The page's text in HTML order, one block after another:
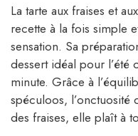
La tarte aux fraises et
recette à la fois simple
sensation. Sa
dessert idéal pour
minute. Grâce à
spéculoos, l’onctuosité
des fraises, elle plaît à